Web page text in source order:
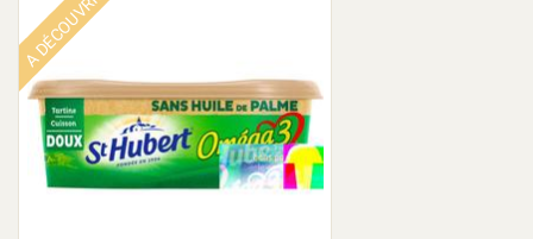
A DÉCOUVRIR